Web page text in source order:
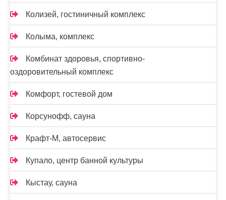
Колизей, гостиничный комплекс
Колыма, комплекс
Комбинат здоровья, спортивно-
оздоровительный комплекс
Комфорт, гостевой дом
Корсунофф, сауна
Крафт-М, автосервис
Купало, центр банной культуры
Кыстау, сауна